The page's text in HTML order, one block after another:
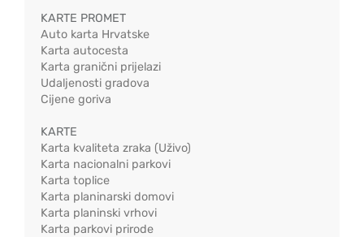
KARTE PROMET
Auto karta Hrvatske
Karta autocesta
Karta granični prijelazi
Udaljenosti gradova
Cijene goriva
KARTE
Karta kvaliteta zraka (Uživo)
Karta nacionalni parkovi
Karta toplice
Karta planinarski domovi
Karta planinski vrhovi
Karta parkovi prirode